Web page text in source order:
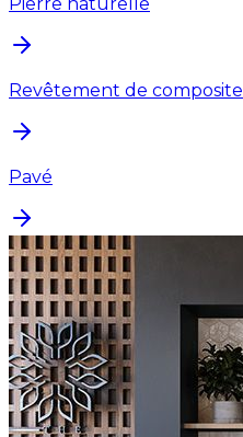
Pierre naturelle
Revêtement de composite
Pavé